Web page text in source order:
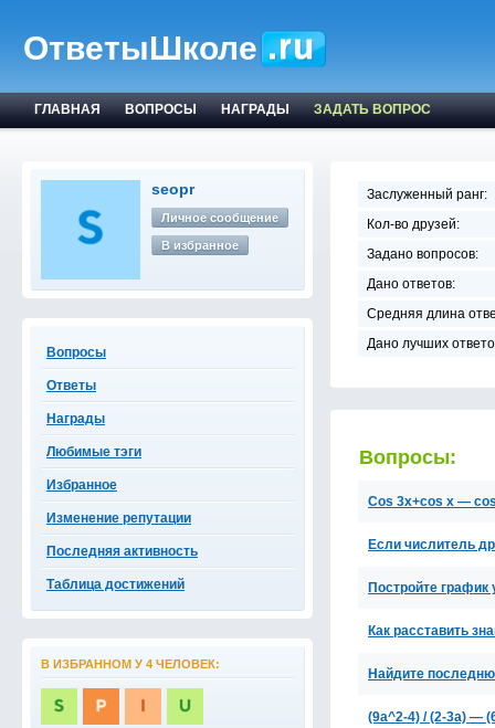
ОтветыШколе
ГЛАВНАЯ ВОПРОСЫ НАГРАДЫ ЗАДАТЬ ВОПРОС
seopr
Личное сообщение
В избранное
Вопросы
Ответы
Награды
Любимые тэги
Избранное
Изменение репутации
Последняя активность
Таблица достижений
В ИЗБРАННОМ У 4 ЧЕЛОВЕК:
Заслуженный ранг:
Кол-во друзей:
Задано вопросов:
Дано ответов:
Средняя длина
Дано лучших
Вопросы:
Cos 3x+cos x —
Если числитель
Постройте график
Как расставить
Найдите
(9a^2-4) / (2-3a) —